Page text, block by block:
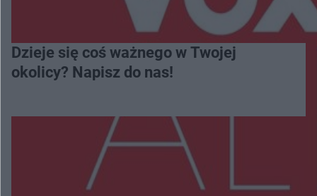
Dzieje się coś ważnego w Twojej
okolicy? Napisz do nas!
Więcej